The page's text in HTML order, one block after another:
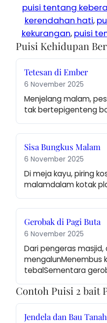
puisi tentang
kerendahan hati,
kekurangan, puisi
Puisi Kehidupan
Tetesan di Ember
6 November 2025
Menjelang malam,
tak bertepigenteng
Sisa Bungkus Malam
6 November 2025
Di meja kayu, piring
malamdalam kotak
Gerobak di Pagi Buta
6 November 2025
Dari pengeras masjid,
mengalunMenembus
tebalSementara
Contoh Puisi 2 bait
Jendela dan Bau Tanah